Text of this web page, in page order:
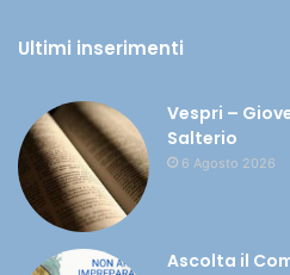
Ultimi inserimenti
Vespri –
Salterio
6 Agosto 2026
Ascolta il